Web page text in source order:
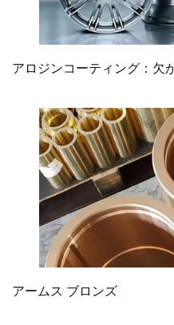
アロジンコーティング：欠
アームス ブロンズ